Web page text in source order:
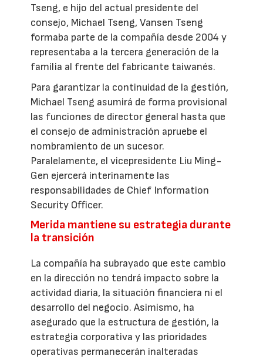
Tseng, e hijo del actual presidente del
consejo, Michael Tseng, Vansen Tseng
formaba parte de la compañía desde 2004 y
representaba a la tercera generación de la
familia al frente del fabricante taiwanés.
Para garantizar la continuidad de la gestión,
Michael Tseng asumirá de forma provisional
las funciones de director general hasta que
el consejo de administración apruebe el
nombramiento de un sucesor.
Paralelamente, el vicepresidente Liu Ming-
Gen ejercerá interinamente las
responsabilidades de Chief Information
Security Officer.
Merida mantiene su estrategia durante
la transición
La compañía ha subrayado que este cambio
en la dirección no tendrá impacto sobre la
actividad diaria, la situación financiera ni el
desarrollo del negocio. Asimismo, ha
asegurado que la estructura de gestión, la
estrategia corporativa y las prioridades
operativas permanecerán inalteradas